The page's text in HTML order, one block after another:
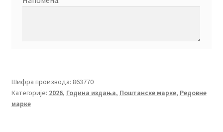
Шифра производа: 863770
Категорије: 2026, Година издања, Поштанске марке, Редовне
марке